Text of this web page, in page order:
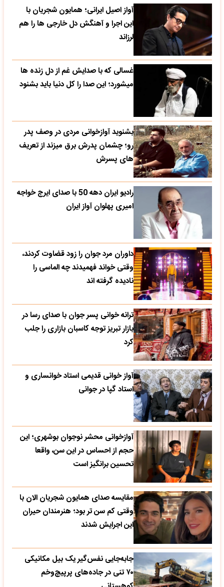
آواز اصیل ایرانی؛ همایون شجریان با
این اجرا و آهنگش دل خارجی ها را هم
لرزاند
غسالی که با صدایش غم از دل زنده ها
میشورد؛ این صدا را کل دنیا باید بشنود
بشنوید آوازخوانی مردی در وصف پدر
رو؛ چشمان پدرش برق میزند از تعریف
های پسرش
رادیو ایران دهه 50 با صدای ایرج خواجه
امیری پهلوان آواز ایران
داوران مرد جوان را زود قضاوت کردند،
وقتی خواند فهمیدند چه الماسی را
نادیده گرفته اند
ترانه خوانی پسر جوان با صدای رسا در
بازار تبریز توجه کاسبان بازاری را جلب
کرد
آواز خوانی قدیمی استاد خوانساری و
استاد گپا در جوانی
آوازخوانی محشر نوجوان بوشهری؛ این
حجم از احساس در این سن، واقعا
تحسین‌ برانگیز است
مقایسه صدای همایون شجریان الان با
وقتی کم سن تر بود؛ هنرمندان حیران
این اجرایش شدند
جابه‌جایی نفس‌گیر یک بیل مکانیکی
۷۰ تنی در جاده‌های پرپیچ‌وخم